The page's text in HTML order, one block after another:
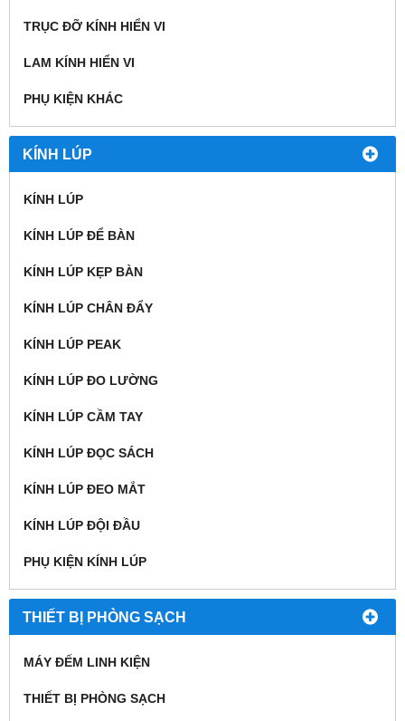
TRỤC ĐỠ KÍNH HIỂN VI
LAM KÍNH HIỂN VI
PHỤ KIỆN KHÁC
KÍNH LÚP
KÍNH LÚP
KÍNH LÚP ĐỂ BÀN
KÍNH LÚP KẸP BÀN
KÍNH LÚP CHÂN ĐẨY
KÍNH LÚP PEAK
KÍNH LÚP ĐO LƯỜNG
KÍNH LÚP CẦM TAY
KÍNH LÚP ĐỌC SÁCH
KÍNH LÚP ĐEO MẮT
KÍNH LÚP ĐỘI ĐẦU
PHỤ KIỆN KÍNH LÚP
THIẾT BỊ PHÒNG SẠCH
MÁY ĐẾM LINH KIỆN
THIẾT BỊ PHÒNG SẠCH